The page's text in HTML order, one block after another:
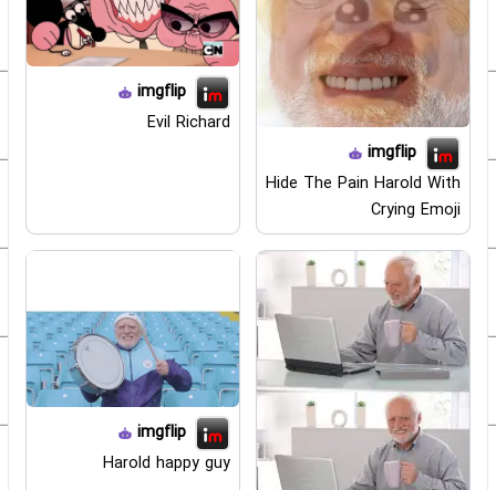
imgflip
Hide The Pain Harold With
Crying Emoji
imgflip
Evil Richard
imgflip
Harold happy guy